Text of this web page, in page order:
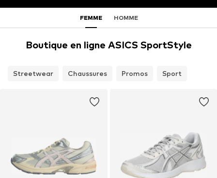
FEMME HOMME
Boutique en ligne ASICS SportStyle
Streetwear Chaussures Promos Sport